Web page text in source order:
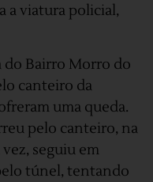
a viatura policial,
do Bairro Morro do
canteiro da
uma queda.
pelo canteiro, na
seguiu em
túnel, tentando